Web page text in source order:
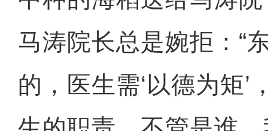
马涛院长总是婉拒：“
的，医生需‘以德为矩’